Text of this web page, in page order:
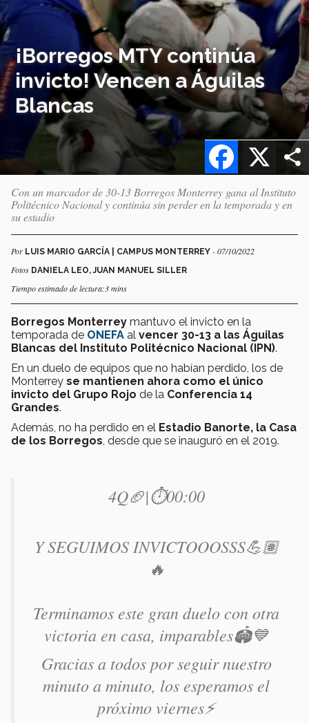
¡Borregos MTY continúa
invicto! Vencen a Águilas
Blancas
X
Facebook
Con un marcador de 30-13 Borregos Monterrey gana al Instituto
Politécnico Nacional y continúa sin perder en la temporada y en
su estadio
Por LUIS MARIO GARCÍA | CAMPUS MONTERREY - 07/10/2022
Fotos DANIELA LEO, JUAN MANUEL SILLER
Tiempo estimado de lectura:3 mins
Borregos Monterrey mantuvo el invicto en la
temporada de ONEFA al vencer 30-13 a las Águilas
Blancas del Instituto Politécnico Nacional (IPN).
En un duelo de equipos que no habían perdido, los de
Monterrey se mantienen ahora como el único
invicto del Grupo Rojo de la Conferencia 14
Grandes.
Además, no ha perdido en el Estadio Banorte, la Casa
de los Borregos , desde que se inauguró en el 2019.
4Q🏈|⏱️00:00
Y SEGUIMOS INVICTOOOSSS💪🏽
🔥
Terminamos este gran duelo con otra
victoria en casa, imparables🏟️💙
Gracias a todos por seguir nuestro
minuto a minuto, los esperamos el
próximo viernes⚡️